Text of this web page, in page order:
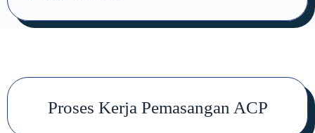
Proses Kerja Pemasangan ACP